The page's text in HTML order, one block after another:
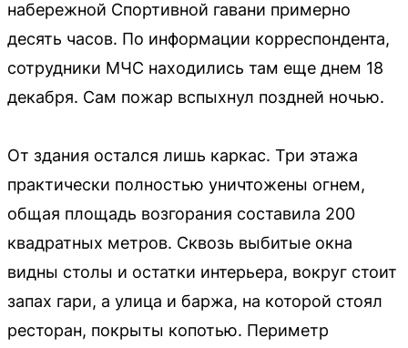
набережной Спортивной гавани примерно
десять часов. По информации корреспондента,
сотрудники МЧС находились там еще днем 18
декабря. Сам пожар вспыхнул поздней ночью.
От здания остался лишь каркас. Три этажа
практически полностью уничтожены огнем,
общая площадь возгорания составила 200
квадратных метров. Сквозь выбитые окна
видны столы и остатки интерьера, вокруг стоит
запах гари, а улица и баржа, на которой стоял
ресторан, покрыты копотью. Периметр